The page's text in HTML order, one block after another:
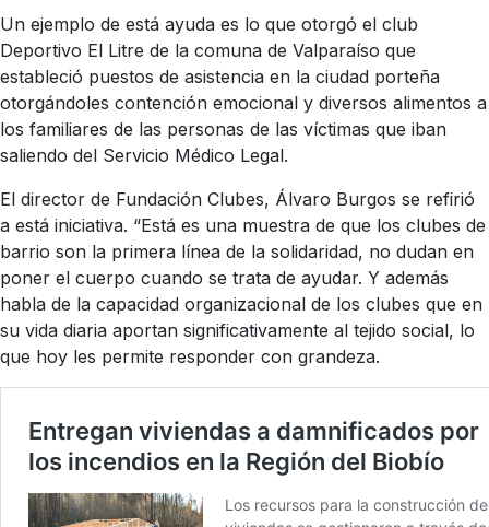
Un ejemplo de está ayuda es lo que otorgó el club
Deportivo El Litre de la comuna de Valparaíso que
estableció puestos de asistencia en la ciudad porteña
otorgándoles contención emocional y diversos alimentos a
los familiares de las personas de las víctimas que iban
saliendo del Servicio Médico Legal.
El director de Fundación Clubes, Álvaro Burgos se refirió
a está iniciativa. “Está es una muestra de que los clubes de
barrio son la primera línea de la solidaridad, no dudan en
poner el cuerpo cuando se trata de ayudar. Y además
habla de la capacidad organizacional de los clubes que en
su vida diaria aportan significativamente al tejido social, lo
que hoy les permite responder con grandeza.